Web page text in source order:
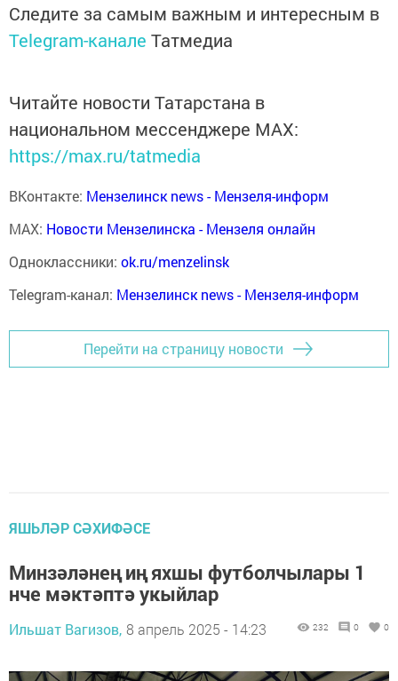
Следите за самым важным и интересным в
Telegram-канале Татмедиа
Читайте новости Татарстана в
национальном мессенджере MАХ:
https://max.ru/tatmedia
ВКонтакте: Мензелинск news - Мензеля-информ
MAX: Новости Мензелинска - Мензеля онлайн
Одноклассники: ok.ru/menzelinsk
Telegram-канал: Мензелинск news - Мензеля-информ
Перейти на страницу новости
ЯШЬЛӘР СӘХИФӘСЕ
Минзәләнең иң яхшы футболчылары 1
нче мәктәптә укыйлар
Ильшат Вагизов, 8 апрель 2025 - 14:23 232 0 0